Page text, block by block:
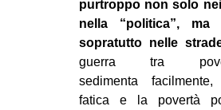
in
tw
purtroppo non solo
nella “politica”, ma
sopratutto nelle
guerra tra
sedimenta
fatica e la povertà